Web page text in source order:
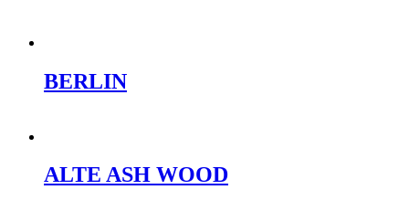
BERLIN
ALTE ASH WOOD